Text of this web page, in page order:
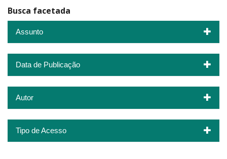
Busca facetada
Assunto
Data de Publicação
Autor
Tipo de Acesso